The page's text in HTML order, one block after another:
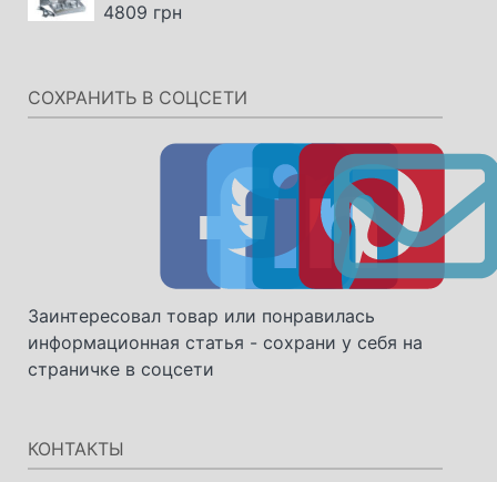
4809 грн
СОХРАНИТЬ В СОЦСЕТИ
Заинтересовал товар или понравилась
информационная статья - сохрани у себя на
страничке в соцсети
КОНТАКТЫ